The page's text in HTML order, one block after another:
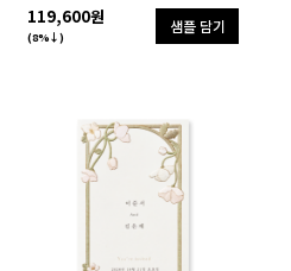
119,600원
(8%↓)
샘플 담기